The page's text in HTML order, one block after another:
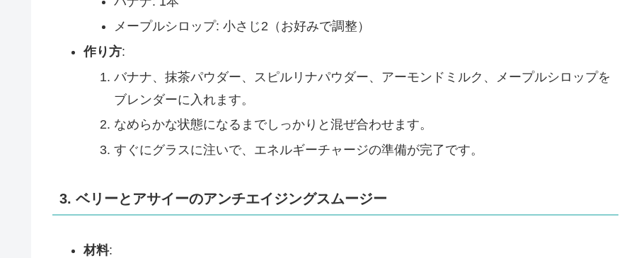
メープルシロップ: 小さじ2（お好みで調整）
作り方:
バナナ、抹茶パウダー、スピルリナパウダー、アーモンドミルク、メープルシロップを
ブレンダーに入れます。
なめらかな状態になるまでしっかりと混ぜ合わせます。
すぐにグラスに注いで、エネルギーチャージの準備が完了です。
3. ベリーとアサイーのアンチエイジングスムージー
材料: